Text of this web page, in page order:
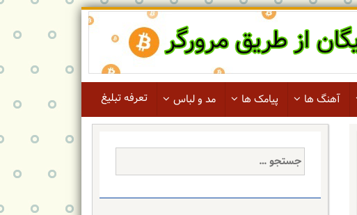
آهنگ ها پیامک ها مد و لباس تعرفه تبلیغ
جستجو
برای: